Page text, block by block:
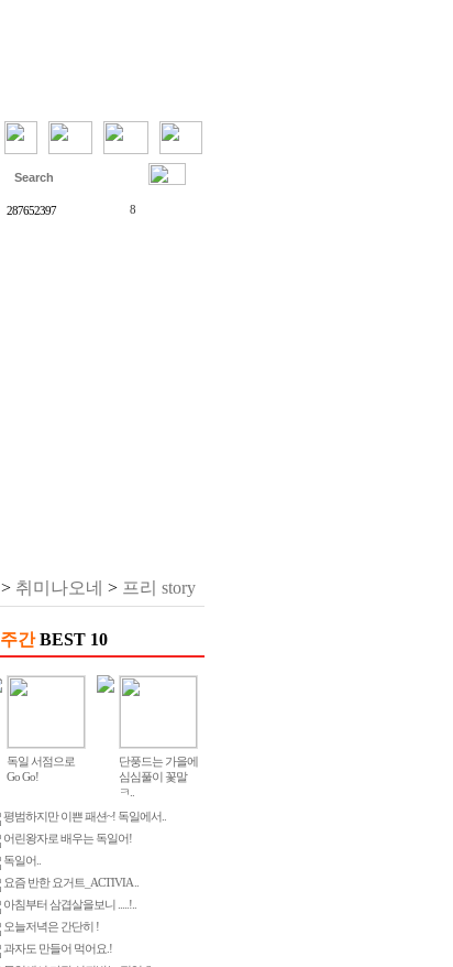
하노버 10
통역 1
287652397
네스프레소 3
> 취미나오네 > 프리 story
주간BEST 10
독일 서점으로
Go Go!
단풍드는 가을에
심심풀이 꽃말
ㅋ..
평범하지만 이쁜 패션~! 독일에서..
어린왕자로 배우는 독일어!
독일어..
요즘 반한 요거트_ACTIVIA ..
아침부터 삼겹살을보니 .....!..
오늘저녁은 간단히 !
과자도 만들어 먹어요.!